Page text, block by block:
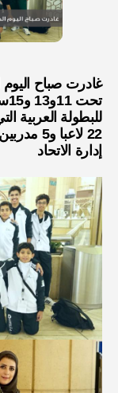
غادرت صباح اليوم
للبطولة العربية
22
إدارة الاتحاد